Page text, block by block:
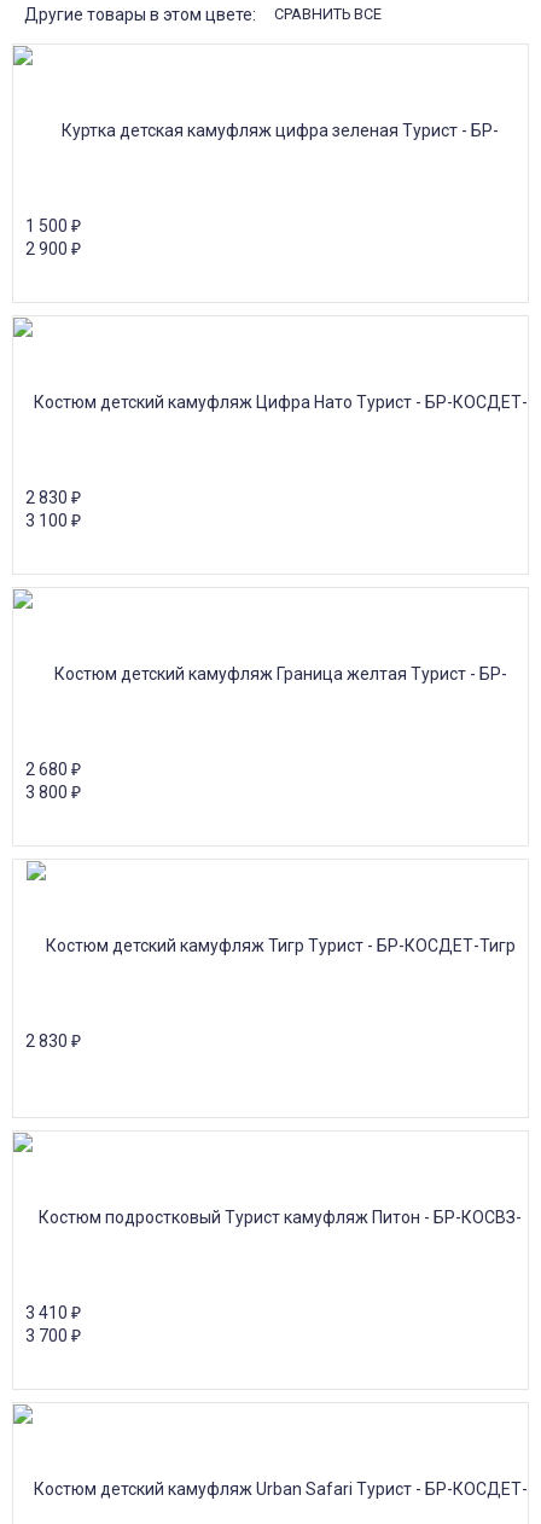
Другие товары в этом цвете: СРАВНИТЬ ВСЕ
1 500 ₽
2 900 ₽
2 830 ₽
3 100 ₽
2 680 ₽
3 800 ₽
2 830 ₽
3 410 ₽
3 700 ₽